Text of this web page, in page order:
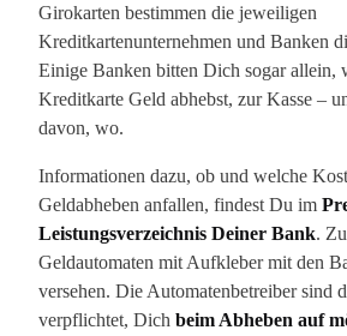
Girokarten bestimmen die jeweiligen
Kreditkartenunternehmen und Banken
Einige Banken bitten Dich sogar allein,
Kreditkarte Geld abhebst, zur Kasse –
davon, wo.
Informationen dazu, ob und welche
Geldabheben anfallen, findest Du im
Leistungsverzeichnis Deiner Bank.
Geldautomaten mit Aufkleber mit den
versehen. Die Automatenbetreiber sind
verpflichtet, Dich beim Abheben auf